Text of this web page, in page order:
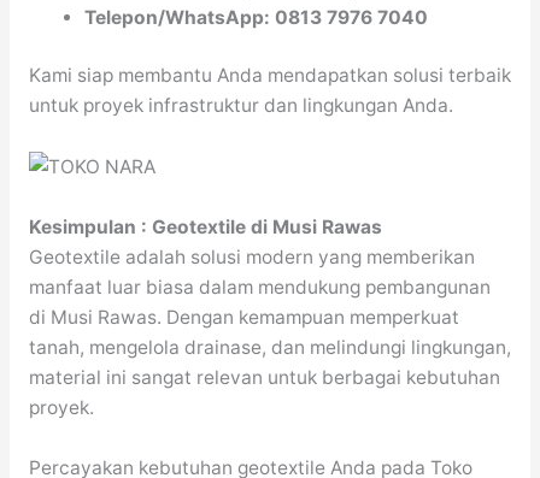
Telepon/WhatsApp: 0813 7976 7040
Kami siap membantu Anda mendapatkan solusi terbaik
untuk proyek infrastruktur dan lingkungan Anda.
Kesimpulan : Geotextile di Musi Rawas
Geotextile adalah solusi modern yang memberikan
manfaat luar biasa dalam mendukung pembangunan
di Musi Rawas. Dengan kemampuan memperkuat
tanah, mengelola drainase, dan melindungi lingkungan,
material ini sangat relevan untuk berbagai kebutuhan
proyek.
Percayakan kebutuhan geotextile Anda pada Toko